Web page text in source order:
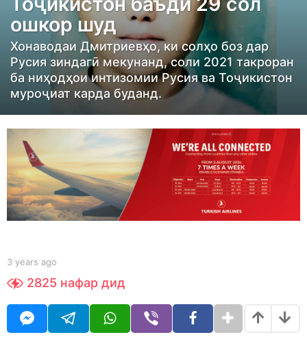
s
a
g
o
3
y
e
a
a
g
o
ошкор шуд
Хонаводаи Дмитриевҳо, ки солҳо боз дар
Русия зиндагӣ мекунанд, соли 2021 такроран
ба ниҳодҳои интизомии Русия ва Тоҷикистон
муроҷиат карда буданд.
b
S
h
d
3 years ago
e
2825 нафар дид